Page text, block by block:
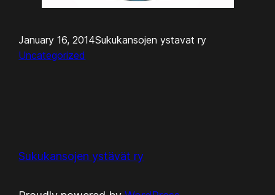
January 16, 2014Sukukansojen ystavat ry
Uncategorized
Sukukansojen ystävät ry